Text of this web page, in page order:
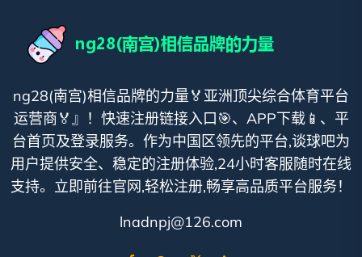
ng28(南宫)相信品牌的力量🏅亚洲顶尖综合体育平台
运营商🏅』！快速注册链接入口🎯、APP下载📱、平
台首页及登录服务。作为中国区领先的平台,谈球吧为
用户提供安全、稳定的注册体验,24小时客服随时在线
支持。立即前往官网,轻松注册,畅享高品质平台服务！
lnadnpj@126.com